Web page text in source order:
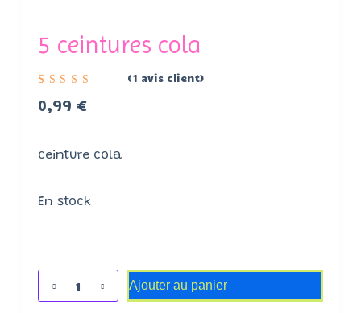
5 ceintures cola
5.00 sur
5 basé
(1 avis client)
0,99 €
ceinture cola
En stock
Ajouter au panier